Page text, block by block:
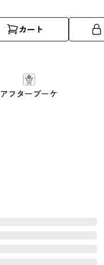
カート
アフターブーケ